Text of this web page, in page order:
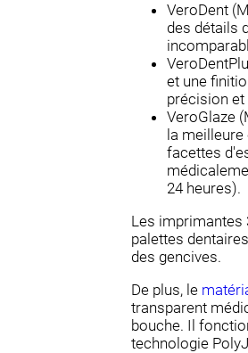
VeroDent
des détails
et une
précision et
VeroGlaze
la
facettes
24 heures).
Les imprimantes
palettes
des gencives.
De plus, le
transparent
bouche. Il
technologie